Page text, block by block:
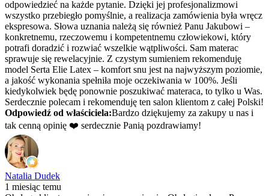
odpowiedzieć na każde pytanie. Dzięki jej profesjonalizmowi
wszystko przebiegło pomyślnie, a realizacja zamówienia była wręcz
ekspresowa. Słowa uznania należą się również Panu Jakubowi –
konkretnemu, rzeczowemu i kompetentnemu człowiekowi, który
potrafi doradzić i rozwiać wszelkie wątpliwości. Sam materac
sprawuje się rewelacyjnie. Z czystym sumieniem rekomenduję
model Serta Elie Latex – komfort snu jest na najwyższym poziomie,
a jakość wykonania spełniła moje oczekiwania w 100%. Jeśli
kiedykolwiek będę ponownie poszukiwać materaca, to tylko u Was.
Serdecznie polecam i rekomenduję ten salon klientom z całej Polski!
Odpowiedź od właściciela:Bardzo dziękujemy za zakupy u nas i
tak cenną opinię ❤️ serdecznie Panią pozdrawiamy!
Natalia Dudek
1 miesiąc temu